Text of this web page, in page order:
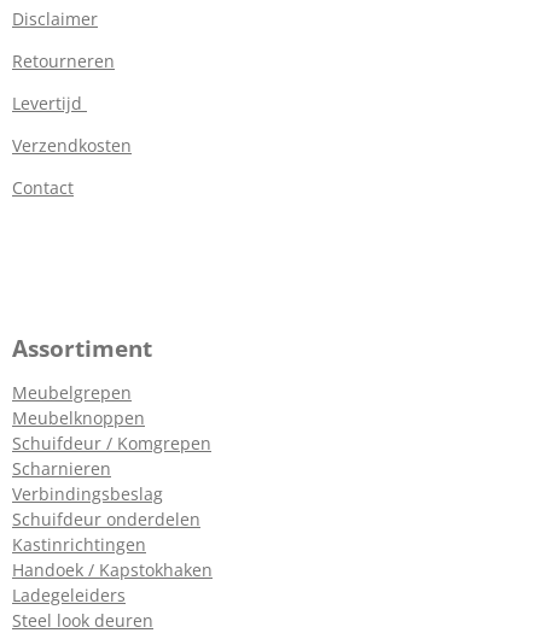
Disclaimer
Retourneren
Levertijd
Verzendkosten
Contact
Assortiment
Meubelgrepen
Meubelknoppen
Schuifdeur / Komgrepen
Scharnieren
Verbindingsbeslag
Schuifdeur onderdelen
Kastinrichtingen
Handoek / Kapstokhaken
Ladegeleiders
Steel look deuren